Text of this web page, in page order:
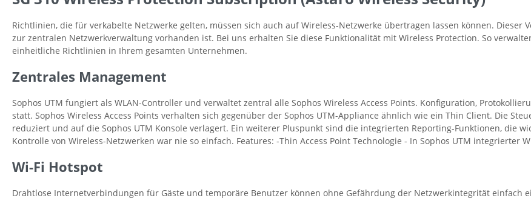
Richtlinien, die für verkabelte Netzwerke gelten, müssen sich auch auf Wireless-Netzwerke übertragen lassen können. Dieser
zur zentralen Netzwerkverwaltung vorhanden ist. Bei uns erhalten Sie diese Funktionalität mit Wireless Protection. So
einheitliche Richtlinien in Ihrem gesamten Unternehmen.
Zentrales Management
Sophos UTM fungiert als WLAN-Controller und verwaltet zentral alle Sophos Wireless Access Points. Konfiguration,
statt. Sophos Wireless Access Points verhalten sich gegenüber der Sophos UTM-Appliance ähnlich wie ein Thin Client. Die
reduziert und auf die Sophos UTM Konsole verlagert. Ein weiterer Pluspunkt sind die integrierten Reporting-Funktionen, die
Kontrolle von Wireless-Netzwerken war nie so einfach. Features: -Thin Access Point Technologie - In Sophos UTM integrierter
Wi-Fi Hotspot
Drahtlose Internetverbindungen für Gäste und temporäre Benutzer können ohne Gefährdung der Netzwerkintegrität einfach